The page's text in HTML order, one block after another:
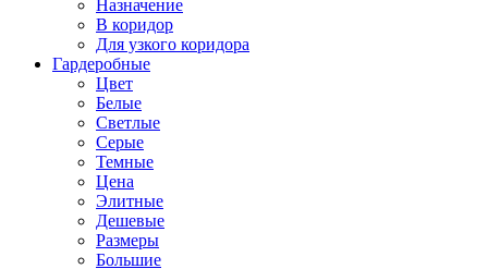
Назначение
В коридор
Для узкого коридора
Гардеробные
Цвет
Белые
Светлые
Серые
Темные
Цена
Элитные
Дешевые
Размеры
Большие